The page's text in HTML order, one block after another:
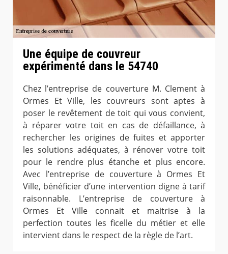
Une équipe de couvreur
expérimenté dans le 54740
Chez l’entreprise de couverture M. Clement à
Ormes Et Ville, les couvreurs sont aptes à
poser le revêtement de toit qui vous convient,
à réparer votre toit en cas de défaillance, à
rechercher les origines de fuites et apporter
les solutions adéquates, à rénover votre toit
pour le rendre plus étanche et plus encore.
Avec l’entreprise de couverture à Ormes Et
Ville, bénéficier d’une intervention digne à tarif
raisonnable. L’entreprise de couverture à
Ormes Et Ville connait et maitrise à la
perfection toutes les ficelle du métier et elle
intervient dans le respect de la règle de l’art.